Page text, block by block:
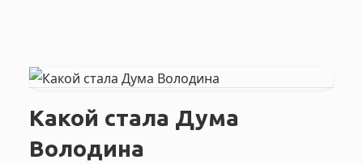
Какой стала Дума
Володина